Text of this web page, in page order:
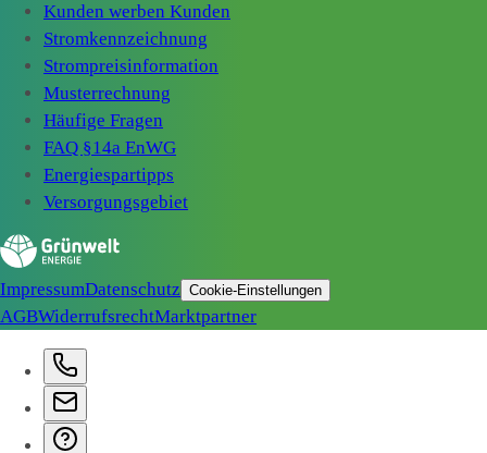
Kunden werben Kunden
Stromkennzeichnung
Strompreisinformation
Musterrechnung
Häufige Fragen
FAQ §14a EnWG
Energiespartipps
Versorgungsgebiet
ImpressumDatenschutz Cookie-Einstellungen
AGBWiderrufsrechtMarktpartner